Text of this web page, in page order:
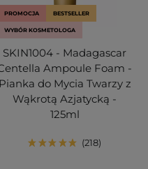
PROMOCJA BESTSELLER
WYBÓR KOSMETOLOGA
SKIN1004 - Madagascar
Ampoule Foam -
Pianka do Mycia Twarzy z
Wąkrotą Azjatycką -
125ml
218